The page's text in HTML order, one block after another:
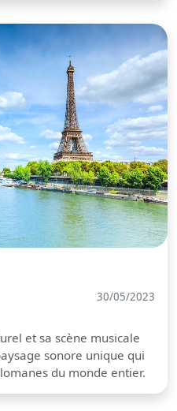
30/05/2023
et sa scène musicale
sonore unique qui
du monde entier.